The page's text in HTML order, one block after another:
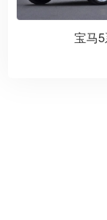
宝马5